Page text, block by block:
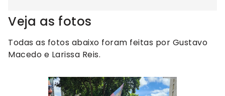
Veja as fotos
Todas as fotos abaixo foram feitas por Gustavo
Macedo e Larissa Reis.